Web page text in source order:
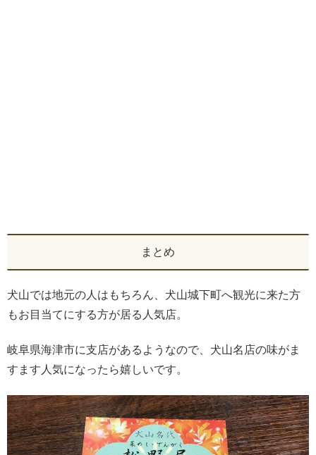
まとめ
犬山では地元の人はもちろん、犬山城下町へ観光に来た方
もお目当てにする方が居る人気店。
岐阜県海津市に支店があるようなので、犬山名店の味がま
すます人気になったら嬉しいです。